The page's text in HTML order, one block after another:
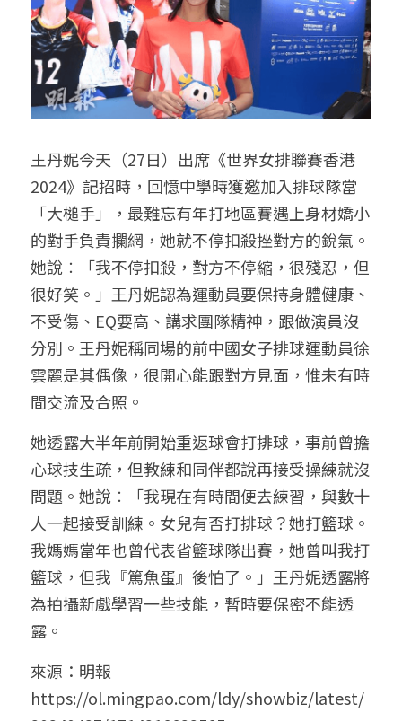
王丹妮今天（27日）出席《世界女排聯賽香港
2024》記招時，回憶中學時獲邀加入排球隊當
「大槌手」，最難忘有年打地區賽遇上身材嬌小
的對手負責攔網，她就不停扣殺挫對方的銳氣。
她說︰「我不停扣殺，對方不停縮，很殘忍，但
很好笑。」王丹妮認為運動員要保持身體健康、
不受傷、EQ要高、講求團隊精神，跟做演員沒
分別。王丹妮稱同場的前中國女子排球運動員徐
雲麗是其偶像，很開心能跟對方見面，惟未有時
間交流及合照。
她透露大半年前開始重返球會打排球，事前曾擔
心球技生疏，但教練和同伴都說再接受操練就沒
問題。她說︰「我現在有時間便去練習，與數十
人一起接受訓練。女兒有否打排球？她打籃球。
我媽媽當年也曾代表省籃球隊出賽，她曾叫我打
籃球，但我『篤魚蛋』後怕了。」王丹妮透露將
為拍攝新戲學習一些技能，暫時要保密不能透
露。
來源：明報
https://ol.mingpao.com/ldy/showbiz/latest/